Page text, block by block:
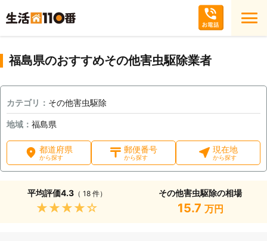
福島県のおすすめその他害虫駆除業者
カテゴリ： その他害虫駆除
地域： 福島県
都道府県
から探す
郵便番号
から探す
現在地
から探す
平均評価4.3（ 18 件）
★★★★★
その他害虫駆除の相場
15.7 万円